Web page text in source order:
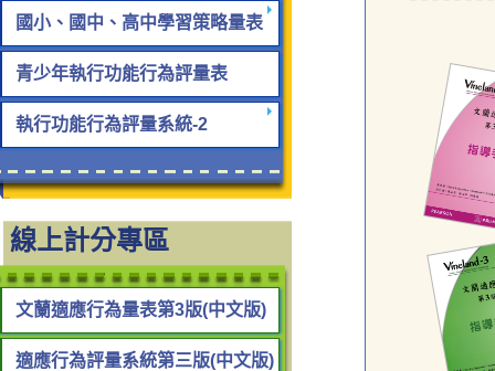
國小、國中、高中學習策略量表
青少年執行功能行為評量表
執行功能行為評量系統-2
線上計分專區
文蘭適應行為量表第3版(中文版)
適應行為評量系統第三版(中文版)